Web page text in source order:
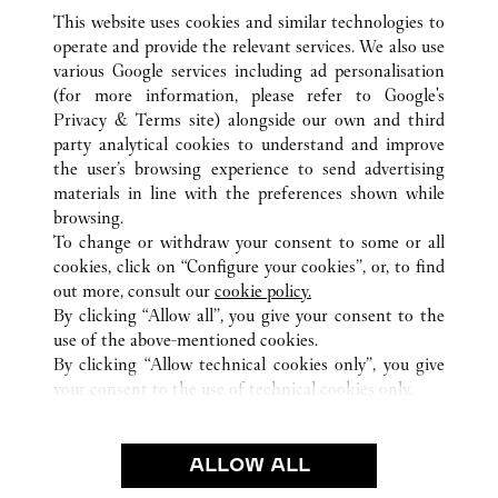
ALL CARTIER LOCATIONS SPAIN
MADRID
MADRID
PLAZA CANALEJAS, 1
CUSTOMER CARE
CONTACT US
OUR COMPANY
CAREERS
FIND IN BOUTIQUE
PRIVACY POLICY
This website uses cookies and similar technologies to
operate and provide the relevant services. We also use
various Google services including ad personalisation
(for more information, please refer to Google's
Privacy & Terms site) alongside our own and third
party analytical cookies to understand and improve
the user’s browsing experience to send advertising
materials in line with the preferences shown while
browsing.
To change or withdraw your consent to some or all
cookies, click on “Configure your cookies”, or, to find
out more, consult our cookie policy.
By clicking “Allow all”, you give your consent to the
use of the above-mentioned cookies.
By clicking “Allow technical cookies only”, you give
your consent to the use of technical cookies only.
ALLOW ALL